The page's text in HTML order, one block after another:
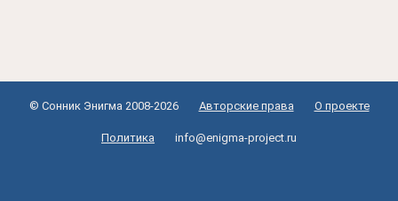
© Сонник Энигма 2008-2026 Авторские права О проекте
Политика info@enigma-project.ru